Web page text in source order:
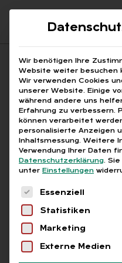
Suchfeld
Breadcrumb-
STARTSEITE
ARBEITSRECHTLICHE
Alle
recht­li­che
Wir benötigen Ihre
Website weiter besuchen
Wir verwenden Cookies
unserer Website. Einige
während andere uns
Erfahrung zu verbessern.
können verarbeitet
personalisierte Anzeigen
Inhaltsmessung. Weitere
Verwendung Ihrer Daten
Datenschutzerklärung. Sie
unter Einstellungen
Es folgt eine Liste
Essenziell
Statistiken
Marketing
Externe Medien